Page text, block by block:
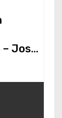
– Jose